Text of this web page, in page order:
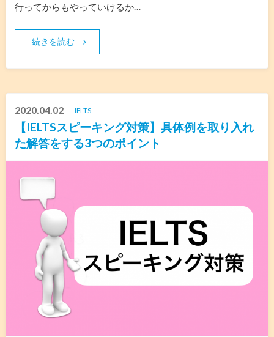
行ってからもやっていけるか…
続きを読む
2020.04.02 IELTS
【IELTSスピーキング対策】具体例を取り入れ
た解答をする3つのポイント